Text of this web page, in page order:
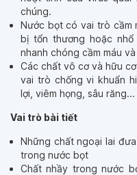
chúng.
Nước bọt có vai trò cầm
bị tổn thương hoặc
nhanh chóng cầm máu
Các chất vô cơ và hữu
vai trò chống vi khuẩn
lợi, viêm họng, sâu răng...
Vai trò bài tiết
Những chất ngoại lai
trong nước bọt
Chất nhầy trong nước